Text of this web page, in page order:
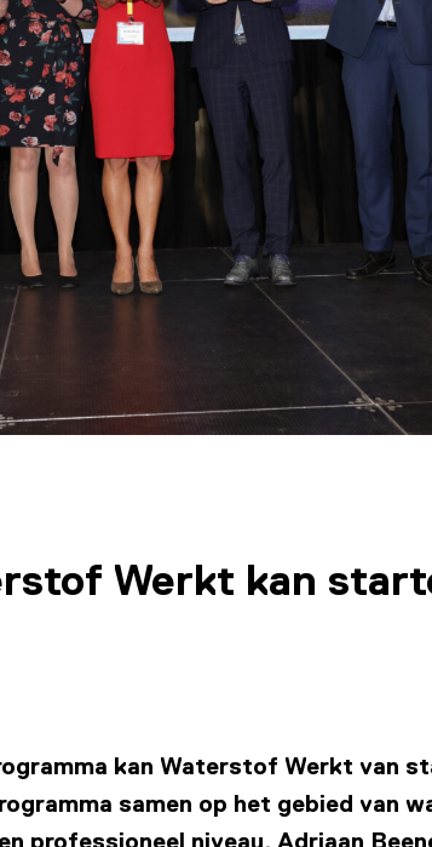
Werkt kan
kan Waterstof Werkt van
samen op het gebied van
professioneel niveau. Adriaan